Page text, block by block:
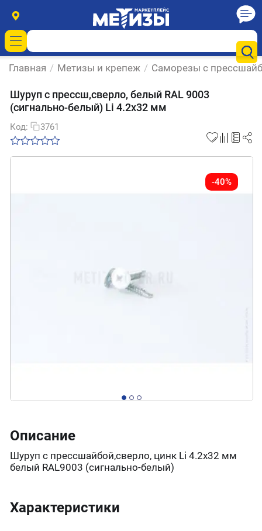
Главная / Метизы и крепеж / Саморезы с
Шуруп с прессш,сверло, белый RAL 9003
(сигнально-белый) Li 4.2х32 мм
Код: 3761
-40%
Описание
Шуруп с прессшайбой,сверло, цинк Li 4.2х32 мм
белый RAL9003 (сигнально-белый)
Характеристики